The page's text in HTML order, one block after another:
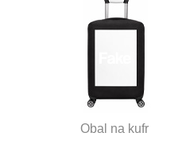
Obal na kufr